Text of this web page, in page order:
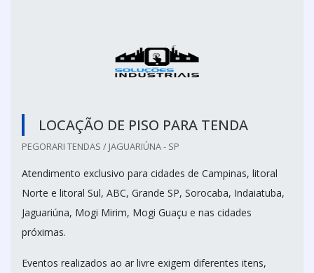
LOCAÇÃO DE PISO PARA TENDA
PEGORARI TENDAS / JAGUARIÚNA - SP
Atendimento exclusivo para cidades de Campinas, litoral
Norte e litoral Sul, ABC, Grande SP, Sorocaba, Indaiatuba,
Jaguariúna, Mogi Mirim, Mogi Guaçu e nas cidades
próximas.
Eventos realizados ao ar livre exigem diferentes itens,